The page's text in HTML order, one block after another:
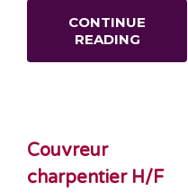
CONTINUE
READING
Couvreur
charpentier H/F